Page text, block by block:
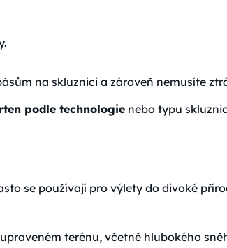
na skluznici a zároveň nemusíte
podle technologie nebo typu
se používají pro výlety do divoké
terénu, včetně hlubokého